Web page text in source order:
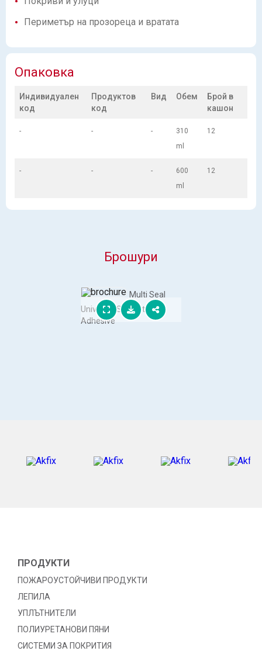
Периметър на прозореца и вратата
Опаковка
Индивидуален
код
Продуктов
код
Вид Обем
Брой в
кашон
- - -
310
ml
12
- - -
600
ml
12
Брошури
Multi Seal
Universal Sealant &
Adhesive
ПРОДУКТИ
ПОЖАРОУСТОЙЧИВИ ПРОДУКТИ
ЛЕПИЛА
УПЛЪТНИТЕЛИ
ПОЛИУРЕТАНОВИ ПЯНИ
СИСТЕМИ ЗА ПОКРИТИЯ